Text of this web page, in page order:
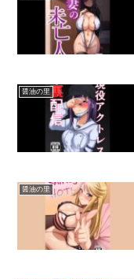
醤油の里
醤油の里